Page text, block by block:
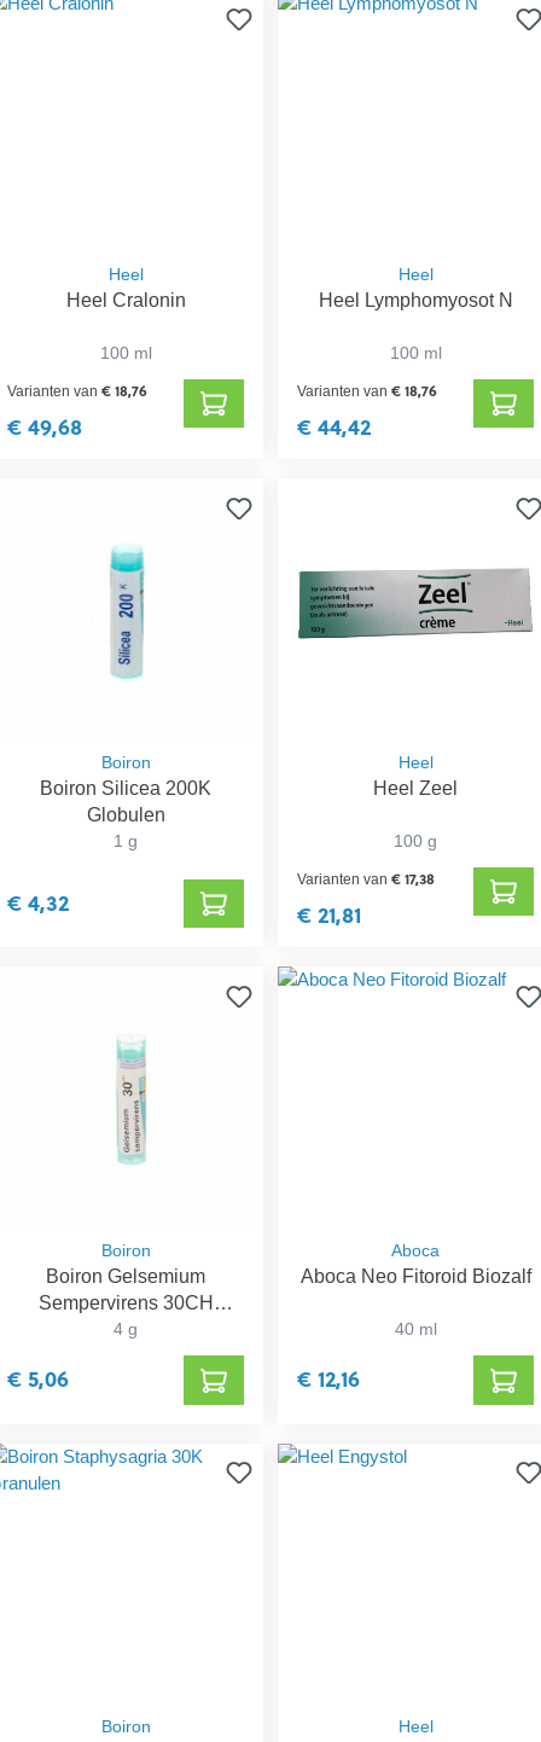
Heel
Heel Cralonin
100 ml
Varianten van€ 18,76
€ 49,68
Heel
Heel Lymphomyosot N
100 ml
Varianten van€ 18,76
€ 44,42
Boiron
Boiron Silicea 200K
Globulen
1 g
€ 4,32
Heel
Heel Zeel
100 g
Varianten van€ 17,38
€ 21,81
Boiron
Boiron Gelsemium
Sempervirens 30CH
Granulen
4 g
€ 5,06
Aboca
Aboca Neo Fitoroid Biozalf
40 ml
€ 12,16
Boiron Heel